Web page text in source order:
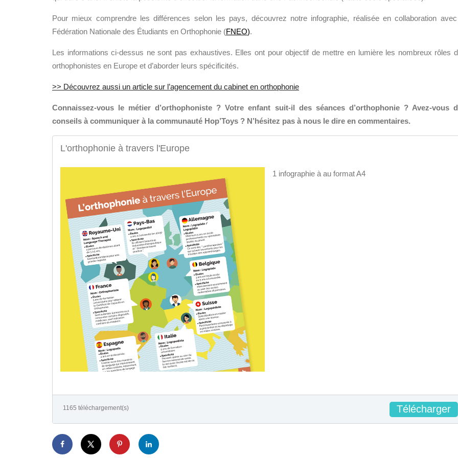
Pour mieux comprendre les différences selon les pays, découvrez notre infographie, réalisée en collaboration
Fédération Nationale des Étudiants en Orthophonie (FNEO).
Les informations ci-dessus ne sont pas exhaustives. Elles ont pour objectif de mettre en lumière les nombreux rôles
orthophonistes en Europe et d’aborder leurs spécificités.
>> Découvrez aussi un article sur l’agencement du cabinet en orthophonie
Connaissez-vous le métier d’orthophoniste ? Votre enfant suit-il des séances d’orthophonie ? Avez-vous
conseils à communiquer à la communauté Hop’Toys ? N’hésitez pas à nous le dire en commentaires.
L'orthophonie à travers l'Europe
1 infographie à au format A4
1165 téléchargement(s) Télécharger